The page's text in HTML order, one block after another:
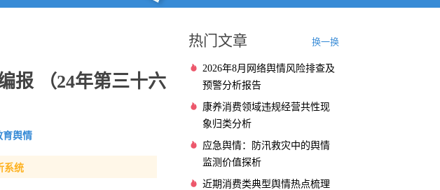
报 （24年第三十六
育舆情
系统
热门文章 换一换
2026年8月网络舆情风险排查及
预警分析报告
康养消费领域违规经营共性现
象归类分析
应急舆情：防汛救灾中的舆情
监测价值探析
近期消费类典型舆情热点梳理